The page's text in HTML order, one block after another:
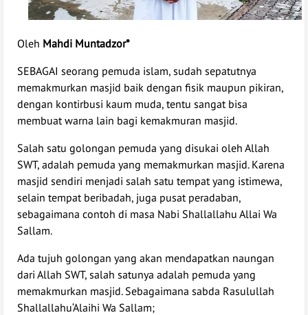
Oleh Mahdi Muntadzor*
SEBAGAI seorang pemuda islam, sudah sepatutnya
memakmurkan masjid baik dengan fisik maupun pikiran,
dengan kontirbusi kaum muda, tentu sangat bisa
membuat warna lain bagi kemakmuran masjid.
Salah satu golongan pemuda yang disukai oleh Allah
SWT, adalah pemuda yang memakmurkan masjid. Karena
masjid sendiri menjadi salah satu tempat yang istimewa,
selain tempat beribadah, juga pusat peradaban,
sebagaimana contoh di masa Nabi Shallallahu Allai Wa
Sallam.
Ada tujuh golongan yang akan mendapatkan naungan
dari Allah SWT, salah satunya adalah pemuda yang
memakmurkan masjid. Sebagaimana sabda Rasulullah
Shallallahu‘Alaihi Wa Sallam;